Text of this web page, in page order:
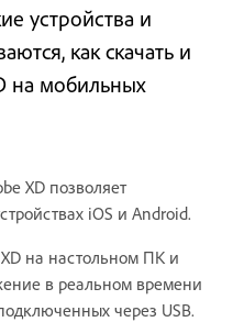
устройства и
как скачать и
на мобильных
XD позволяет
iOS и Android.
на настольном ПК и
в реальном времени
через USB.